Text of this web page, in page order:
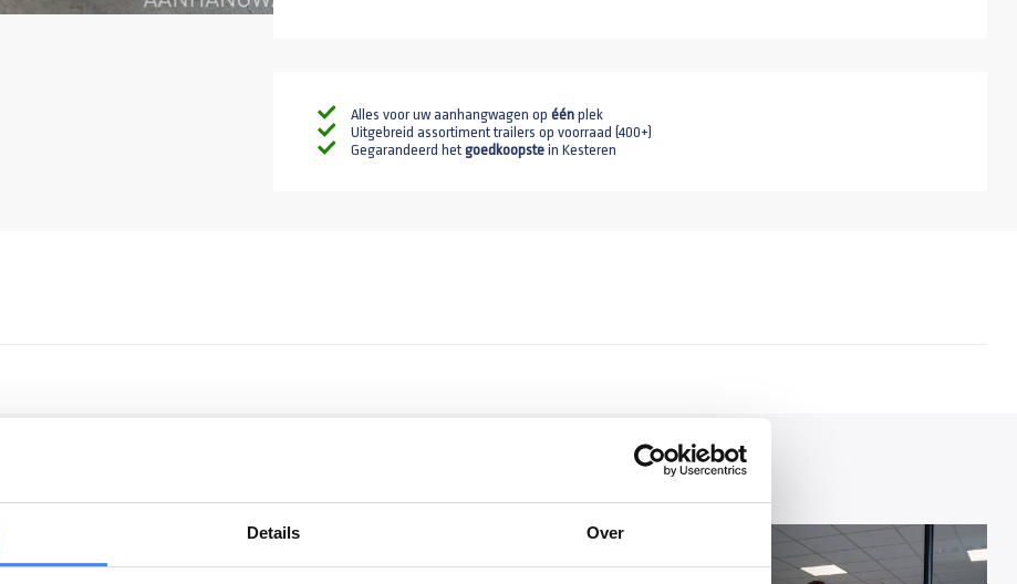
Details Over
Alles voor uw aanhangwagen opéén plek
Uitgebreid assortiment trailers op voorraad (400+)
Gegarandeerd hetgoedkoopste in Kesteren